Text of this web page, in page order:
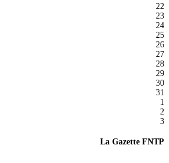
22
23
24
25
26
27
28
29
30
31
1
2
3
La Gazette FNTP